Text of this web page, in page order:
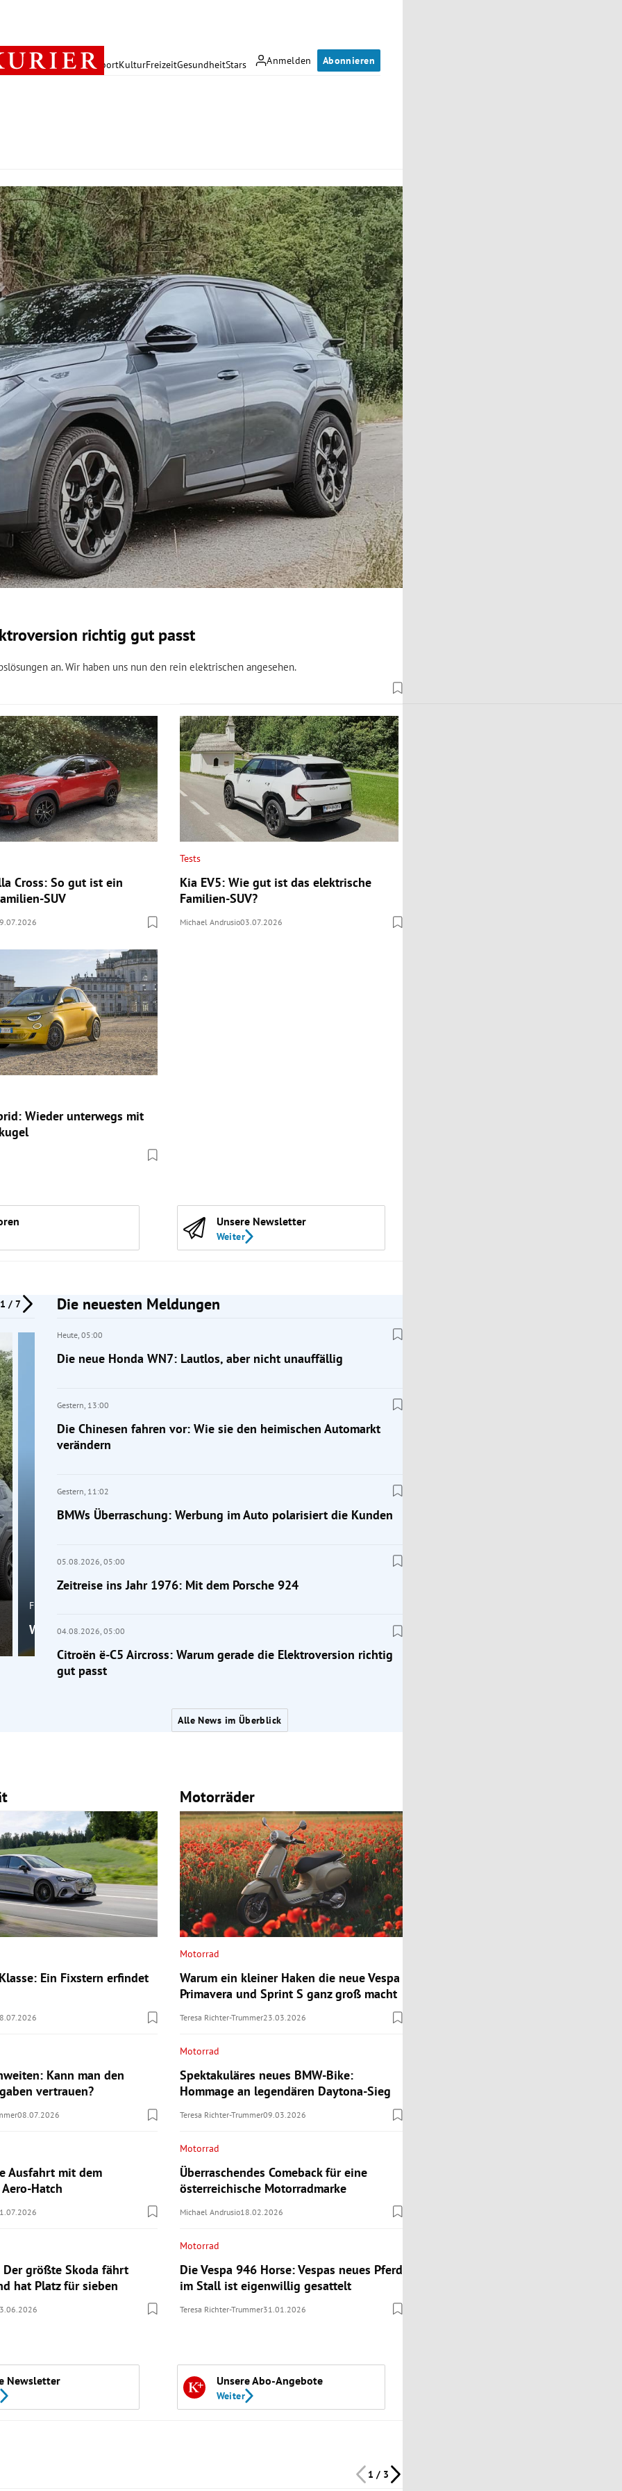
Anmelden Abonnieren
PolitikWirtschaft SportKulturFreizeitGesundheitStars
richtig gut passt
an. Wir haben uns nun den rein elektrischen angesehen.
Cross: So gut ist ein
SUV
Tests
Kia EV5: Wie gut ist das elektrische
Familien-SUV?
Michael Andrusio03.07.2026
Wieder unterwegs mit
Unsere Newsletter
Weiter
1 / 7
Frage der Mobilität
Wahr oder falsch: Macht die Klimaanlage krank? Zeitreise ins Jahr 1976: Mit dem Porsche 924
Die neuesten Meldungen
Heute, 05:00
Die neue Honda WN7: Lautlos, aber nicht unauffällig
Gestern, 13:00
Die Chinesen fahren vor: Wie sie den heimischen Automarkt
verändern
Gestern, 11:02
BMWs Überraschung: Werbung im Auto polarisiert die Kunden
05.08.2026, 05:00
Zeitreise ins Jahr 1976: Mit dem Porsche 924
04.08.2026, 05:00
Citroën ë-C5 Aircross: Warum gerade die Elektroversion richtig
gut passt
Alle News im Überblick
Ein Fixstern erfindet
Kann man den
vertrauen?
08.07.2026
Ausfahrt mit dem
Hatch
Der größte Skoda fährt
hat Platz für sieben
Motorräder
Motorrad
Warum ein kleiner Haken die neue Vespa
Primavera und Sprint S ganz groß macht
Teresa Richter-Trummer23.03.2026
Motorrad
Spektakuläres neues BMW-Bike:
Hommage an legendären Daytona-Sieg
Teresa Richter-Trummer09.03.2026
Motorrad
Überraschendes Comeback für eine
österreichische Motorradmarke
Michael Andrusio18.02.2026
Motorrad
Die Vespa 946 Horse: Vespas neues Pferd
im Stall ist eigenwillig gesattelt
Teresa Richter-Trummer31.01.2026
Newsletter Unsere Abo-Angebote
Weiter
1 / 3